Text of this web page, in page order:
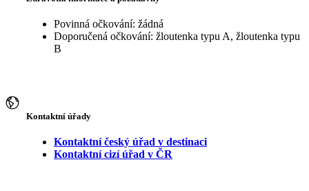
Povinná očkování: žádná
Doporučená očkování: žloutenka typu A, žloutenka typu
B
Kontaktní úřady
Kontaktní český úřad v destinaci
Kontaktní cizí úřad v ČR